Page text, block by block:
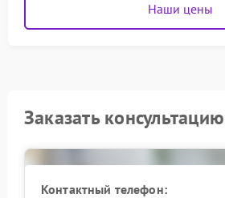
Наши цены
Заказать консультацию
Контактный телефон: